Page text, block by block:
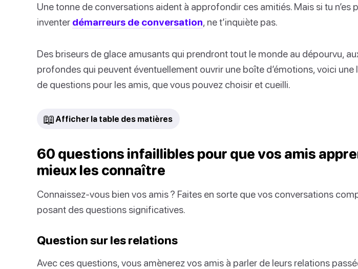
Une tonne de conversations aident à approfondir ces amitiés. Mais si tu n’es
inventer démarreurs de conversation, ne t’inquiète pas.
Des briseurs de glace amusants qui prendront tout le monde au dépourvu,
profondes qui peuvent éventuellement ouvrir une boîte d’émotions, voici une
de questions pour les amis, que vous pouvez choisir et cueilli.
📖 Afficher la table des matières
60 questions infaillibles pour que vos amis
mieux les connaître
Connaissez-vous bien vos amis ? Faites en sorte que vos conversations
posant des questions significatives.
Question sur les relations
Avec ces questions, vous amènerez vos amis à parler de leurs relations